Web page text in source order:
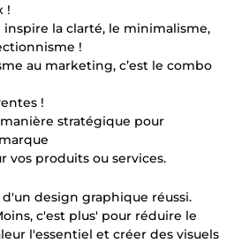
!
la clarté, le minimalisme,
!
au marketing, c’est le combo
!
stratégique pour
vos produits ou services.
design graphique réussi.
c'est plus' pour réduire le
l'essentiel et créer des visuels